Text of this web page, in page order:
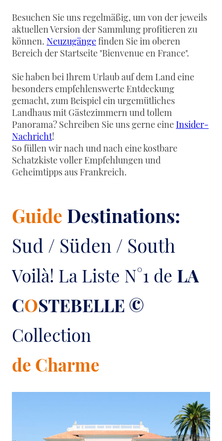
Besuchen Sie uns regelmäßig, um von der jeweils
aktuellen Version der Sammlung profitieren zu
können. Neuzugängefinden Sie im oberen
Bereich der Startseite "Bienvenue en France".
Sie haben bei Ihrem Urlaub auf dem Land eine
besonders empfehlenswerte Entdeckung
gemacht, zum Beispiel ein urgemütliches
Landhaus mit Gästezimmern und tollem
Panorama? Schreiben Sie uns gerne eineInsider-
Nachricht!
So füllen wir nach und nach eine kostbare
Schatzkiste voller Empfehlungen und
Geheimtipps aus Frankreich.
Guide Destinations:
Sud / Süden / South
Voilà! La Liste N°1 de LA
COSTEBELLE ©
Collection
de Charme